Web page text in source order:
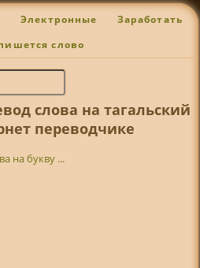
Электронные Заработать
слово
слова на тагальский
переводчике
на букву ...